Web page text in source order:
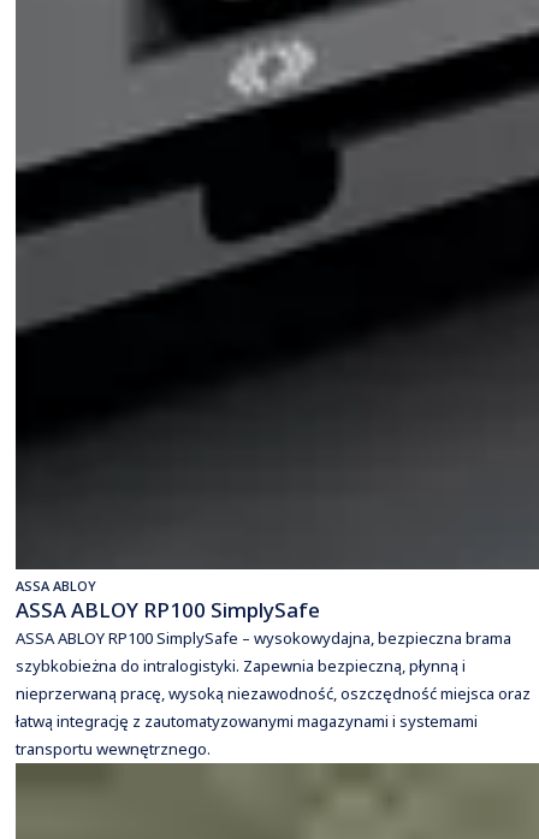
ASSA ABLOY
ASSA ABLOY RP100 SimplySafe
ASSA ABLOY RP100 SimplySafe – wysokowydajna, bezpieczna brama
szybkobieżna do intralogistyki. Zapewnia bezpieczną, płynną i
nieprzerwaną pracę, wysoką niezawodność, oszczędność miejsca oraz
łatwą integrację z zautomatyzowanymi magazynami i systemami
transportu wewnętrznego.